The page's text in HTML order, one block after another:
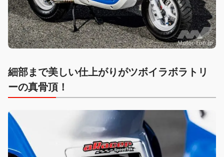
細部まで美しい仕上がりがツボイラボラトリ
ーの真骨頂！